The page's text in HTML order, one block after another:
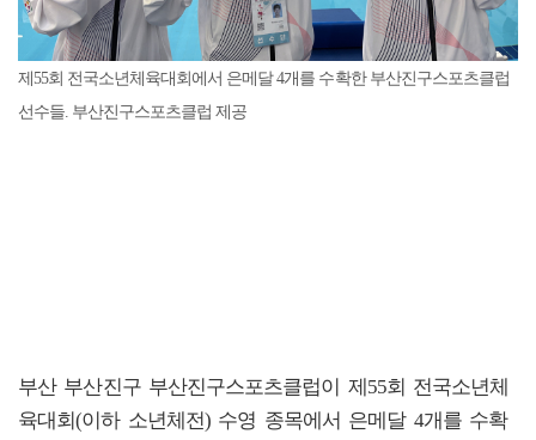
제55회 전국소년체육대회에서 은메달 4개를 수확한 부산진구스포츠클럽
선수들. 부산진구스포츠클럽 제공
부산 부산진구 부산진구스포츠클럽이 제55회 전국소년체
육대회(이하 소년체전) 수영 종목에서 은메달 4개를 수확